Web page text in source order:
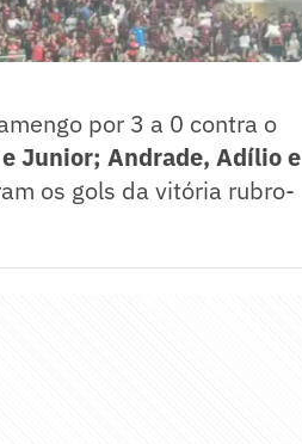
por 3 a 0 contra o
Junior; Andrade, Adílio e
os gols da vitória rubro-